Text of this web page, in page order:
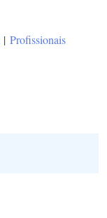
| Profissionais